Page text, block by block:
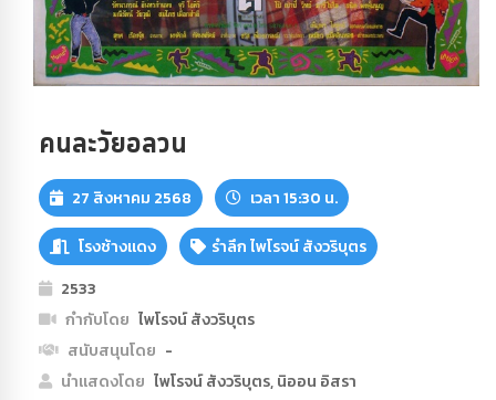
คนละวัยอลวน
27 สิงหาคม 2568 เวลา 15:30 น.
โรงช้างแดง
รำลึก ไพโรจน์ สังวริบุตร
2533
กำกับโดย ไพโรจน์ สังวริบุตร
สนับสนุนโดย -
นำแสดงโดย ไพโรจน์ สังวริบุตร, นิออน อิสรา